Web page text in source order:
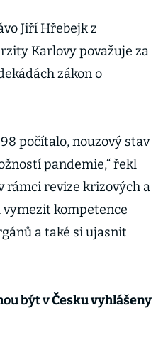
Jiří Hřebejk z
Karlovy považuje za
zákon o
počítalo, nouzový stav
pandemie,“ řekl
rámci revize krizových a
kompetence
a také si ujasnit
být v Česku vyhlášeny